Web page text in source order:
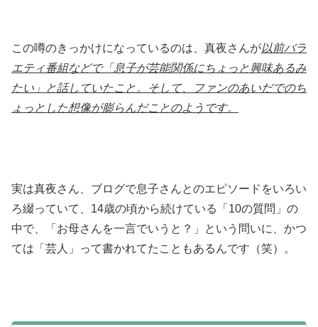
この噂のきっかけになっているのは、真夜さんが以前バラ
エティ番組などで「 息子が芸能関係にちょっと興味あるみ
たい」と話していたこと。そして、ファンのあいだでのち
ょっとした想像が膨らんだことのようです。
実は真夜さん、ブログで息子さんとのエピソードをいろい
ろ綴っていて、14歳の頃から続けている「10の質問」の
中で、「お母さんを一言でいうと？」という問いに、かつ
ては「芸人」って書かれてたこともあるんです（笑）。